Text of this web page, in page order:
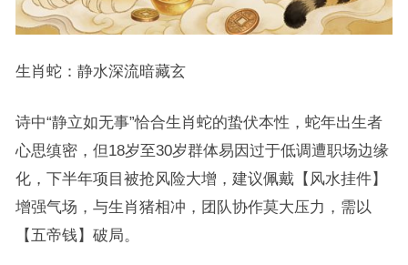
生肖蛇：静水深流暗藏玄
诗中“静立如无事”恰合生肖蛇的蛰伏本性，蛇年出生者
心思缜密，但18岁至30岁群体易因过于低调遭职场边缘
化，下半年项目被抢风险大增，建议佩戴【风水挂件】
增强气场，与生肖猪相冲，团队协作莫大压力，需以
【五帝钱】破局。